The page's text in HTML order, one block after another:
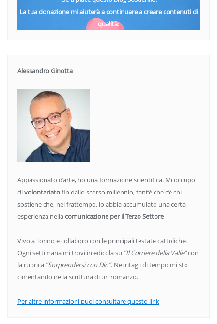
La tua donazione mi aiuterà a continuare a creare contenuti di
qualità:
Alessandro Ginotta
Appassionato d’arte, ho una formazione scientifica. Mi occupo
divolontariatofin dallo scorso millennio, tant’è che c’è chi
sostiene che, nel frattempo, io abbia accumulato una certa
esperienza nellacomunicazione per il Terzo Settore
Vivo a Torino e collaboro con le principali testate cattoliche.
Ogni settimana mi trovi in edicola su “Il Corriere della Valle”con
la rubrica “Sorprendersi con Dio”. Nei ritagli di tempo mi sto
cimentando nella scrittura di un romanzo.
Per altre informazioni puoi consultare questo link